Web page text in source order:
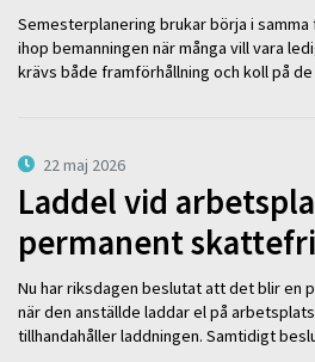
Semesterplanering brukar börja i samma
ihop bemanningen när många vill vara
krävs både framförhållning och koll på
22 maj 2026
Laddel vid
permanent
Nu har riksdagen beslutat att det blir en
när den anställde laddar el på
tillhandahåller laddningen. Samtidigt